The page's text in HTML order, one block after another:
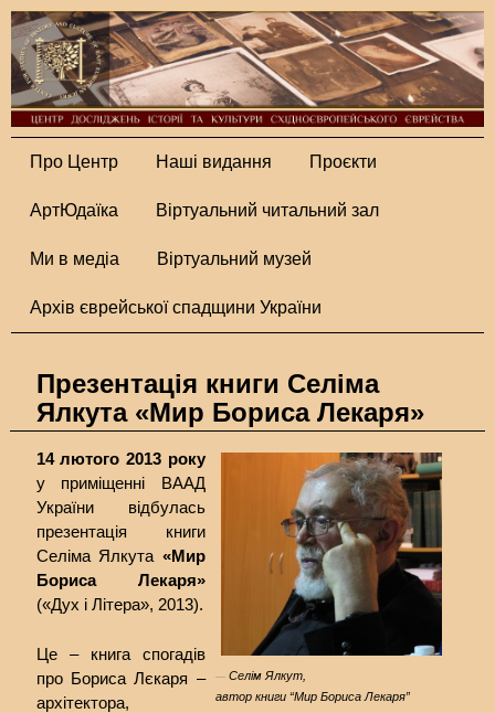
Про Центр Наші видання Проєкти
АртЮдаїка Віртуальний читальний зал
Ми в медіа Віртуальний музей
Архів єврейської спадщини України
Презентація книги Селіма
Ялкута «Мир Бориса Лекаря»
Селім Ялкут,
автор книги “Мир Бориса Лекаря”
14 лютого 2013 року
у приміщенні ВААД
України відбулась
презентація книги
Селіма Ялкута «Мир
Бориса Лекаря»
(«Дух і Літера», 2013).
Це – книга спогадів
про Бориса Лєкаря –
архітектора,